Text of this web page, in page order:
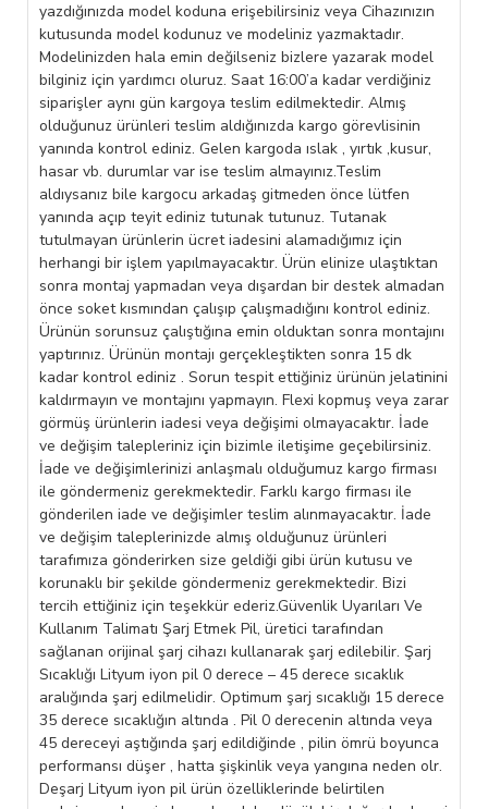
yazdığınızda model koduna erişebilirsiniz veya Cihazınızın
kutusunda model kodunuz ve modeliniz yazmaktadır.
Modelinizden hala emin değilseniz bizlere yazarak model
bilginiz için yardımcı oluruz. Saat 16:00’a kadar verdiğiniz
siparişler aynı gün kargoya teslim edilmektedir. Almış
olduğunuz ürünleri teslim aldığınızda kargo görevlisinin
yanında kontrol ediniz. Gelen kargoda ıslak , yırtık ,kusur,
hasar vb. durumlar var ise teslim almayınız.Teslim
aldıysanız bile kargocu arkadaş gitmeden önce lütfen
yanında açıp teyit ediniz tutunak tutunuz. Tutanak
tutulmayan ürünlerin ücret iadesini alamadığımız için
herhangi bir işlem yapılmayacaktır. Ürün elinize ulaştıktan
sonra montaj yapmadan veya dışardan bir destek almadan
önce soket kısmından çalışıp çalışmadığını kontrol ediniz.
Ürünün sorunsuz çalıştığına emin olduktan sonra montajını
yaptırınız. Ürünün montajı gerçekleştikten sonra 15 dk
kadar kontrol ediniz . Sorun tespit ettiğiniz ürünün jelatinini
kaldırmayın ve montajını yapmayın. Flexi kopmuş veya zarar
görmüş ürünlerin iadesi veya değişimi olmayacaktır. İade
ve değişim talepleriniz için bizimle iletişime geçebilirsiniz.
İade ve değişimlerinizi anlaşmalı olduğumuz kargo firması
ile göndermeniz gerekmektedir. Farklı kargo firması ile
gönderilen iade ve değişimler teslim alınmayacaktır. İade
ve değişim taleplerinizde almış olduğunuz ürünleri
tarafımıza gönderirken size geldiği gibi ürün kutusu ve
korunaklı bir şekilde göndermeniz gerekmektedir. Bizi
tercih ettiğiniz için teşekkür ederiz.Güvenlik Uyarıları Ve
Kullanım Talimatı Şarj Etmek Pil, üretici tarafından
sağlanan orijinal şarj cihazı kullanarak şarj edilebilir. Şarj
Sıcaklığı Lityum iyon pil 0 derece – 45 derece sıcaklık
aralığında şarj edilmelidir. Optimum şarj sıcaklığı 15 derece
35 derece sıcaklığın altında . Pil 0 derecenin altında veya
45 dereceyi aştığında şarj edildiğinde , pilin ömrü boyunca
performansı düşer , hatta şişkinlik veya yangına neden olr.
Deşarj Lityum iyon pil ürün özelliklerinde belirtilen